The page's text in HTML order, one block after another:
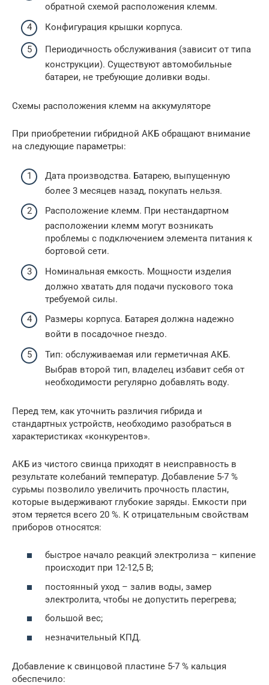
обратной схемой расположения клемм.
Конфигурация крышки корпуса.
Периодичность обслуживания (зависит от типа
конструкции). Существуют автомобильные
батареи, не требующие доливки воды.
Схемы расположения клемм на аккумуляторе
При приобретении гибридной АКБ обращают внимание
на следующие параметры:
Дата производства. Батарею, выпущенную
более 3 месяцев назад, покупать нельзя.
Расположение клемм. При нестандартном
расположении клемм могут возникать
проблемы с подключением элемента питания к
бортовой сети.
Номинальная емкость. Мощности изделия
должно хватать для подачи пускового тока
требуемой силы.
Размеры корпуса. Батарея должна надежно
войти в посадочное гнездо.
Тип: обслуживаемая или герметичная АКБ.
Выбрав второй тип, владелец избавит себя от
необходимости регулярно добавлять воду.
Перед тем, как уточнить различия гибрида и
стандартных устройств, необходимо разобраться в
характеристиках «конкурентов».
АКБ из чистого свинца приходят в неисправность в
результате колебаний температур. Добавление 5-7 %
сурьмы позволило увеличить прочность пластин,
которые выдерживают глубокие заряды. Емкости при
этом теряется всего 20 %. К отрицательным свойствам
приборов относятся:
быстрое начало реакций электролиза – кипение
происходит при 12-12,5 В;
постоянный уход – залив воды, замер
электролита, чтобы не допустить перегрева;
большой вес;
незначительный КПД.
Добавление к свинцовой пластине 5-7 % кальция
обеспечило: